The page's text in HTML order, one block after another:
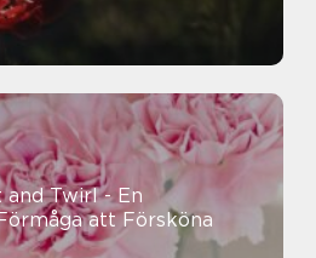
Twirl - En
att Försköna